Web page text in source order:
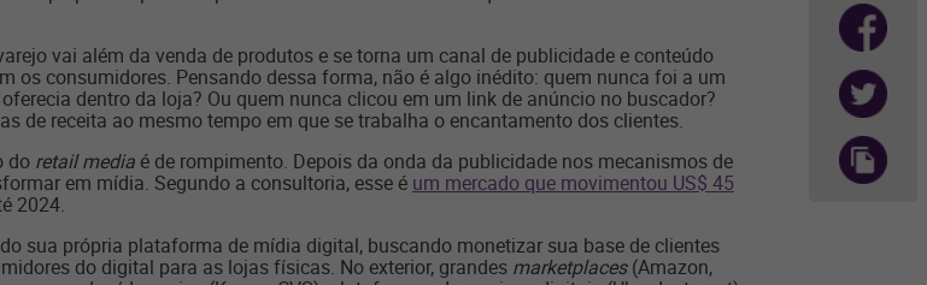
vai além da venda de produtos e se torna um canal de publicidade e conteúdo
os consumidores. Pensando dessa forma, não é algo inédito: quem nunca foi a um
dentro da loja? Ou quem nunca clicou em um link de anúncio no buscador?
de receita ao mesmo tempo em que se trabalha o encantamento dos clientes.
do retail media é de rompimento. Depois da onda da publicidade nos mecanismos de
em mídia. Segundo a consultoria, esse é um mercado que movimentou US$ 45
2024.
sua própria plataforma de mídia digital, buscando monetizar sua base de clientes
do digital para as lojas físicas. No exterior, grandes marketplaces(Amazon,